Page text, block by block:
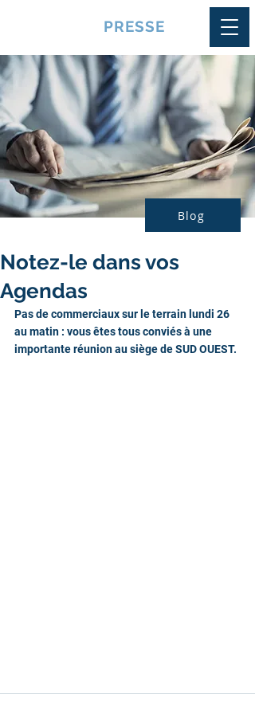
PRESSE
Blog
Notez-le dans vos
Agendas
Pas de commerciaux sur le terrain lundi 26
au matin : vous êtes tous conviés à une
importante réunion au siège de SUD OUEST.